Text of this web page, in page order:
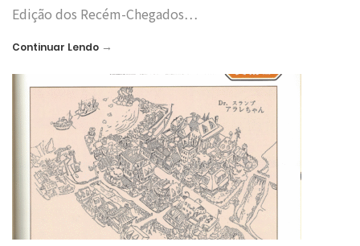
Edição dos Recém-Chegados…
Continuar Lendo →